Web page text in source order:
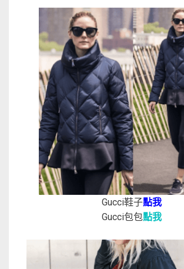
Gucci鞋子點我
Gucci包包點我